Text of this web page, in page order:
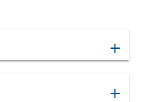
add
add